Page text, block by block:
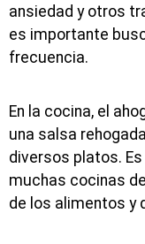
ansiedad y otros
es importante
frecuencia.
En la cocina, el
una salsa
diversos platos.
muchas cocinas
de los alimentos y